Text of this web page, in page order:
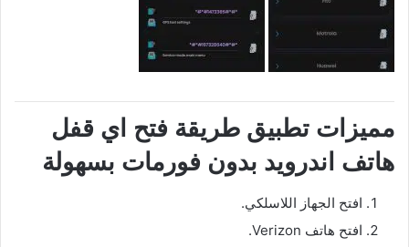
مميزات تطبيق طريقة فتح اي قفل
هاتف اندرويد بدون فورمات بسهولة
افتح الجهاز اللاسلكي.
افتح هاتف Verizon.